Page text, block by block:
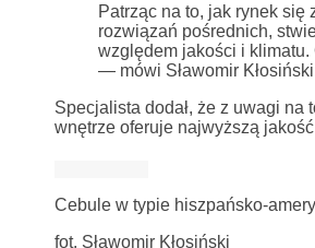
Patrząc na to, jak rynek
rozwiązań pośrednich,
względem jakości i klimatu.
— mówi Sławomir
Specjalista dodał, że z uwagi
wnętrze oferuje najwyższą
Cebule w typie hiszpańsko-
fot. Sławomir Kłosiński